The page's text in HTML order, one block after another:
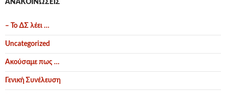
ΑΝΑΚΟΙΝΏΣΕΙΣ
– Το ΔΣ λέει …
Uncategorized
Ακούσαμε πως …
Γενική Συνέλευση